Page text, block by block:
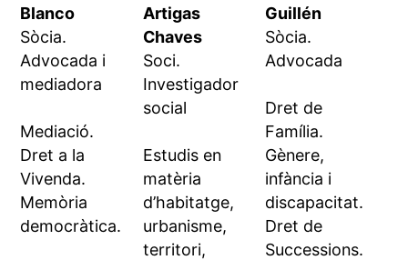
Blanco
Sòcia.
Advocada i
mediadora
Mediació.
Dret a la
Vivenda.
Memòria
democràtica.
Artigas
Chaves
Soci.
Investigador
social
Estudis en
matèria
d’habitatge,
urbanisme,
territori,
Guillén
Sòcia.
Advocada
Dret de
Família.
Gènere,
infància i
discapacitat.
Dret de
Successions.